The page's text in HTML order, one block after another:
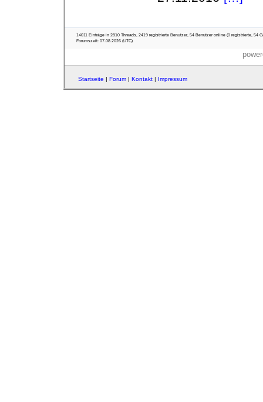
14011 Einträge in 2810 Threads, 2419 registrierte Benutzer, 54 Benutzer online (0 registrierte, 54
Forumszeit: 07.08.2026 (UTC)
Startseite | Forum| Kontakt| Impressum